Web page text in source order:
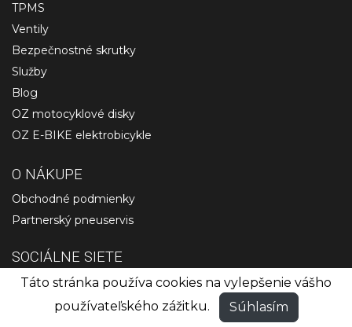
TPMS
Ventily
Bezpečnostné skrutky
Služby
Blog
OZ motocyklové disky
OZ E-BIKE elektrobicykle
O NÁKUPE
Obchodné podmienky
Partnerský pneuservis
SOCIÁLNE SIETE
Táto stránka používa cookies na vylepšenie vášho
používateľského zážitku.
Súhlasím